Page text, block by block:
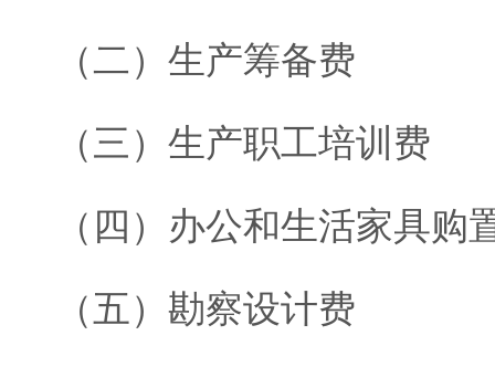
（二）生产筹备费
（三）生产职工培训费
（四）办公和生活家具购
（五）勘察设计费